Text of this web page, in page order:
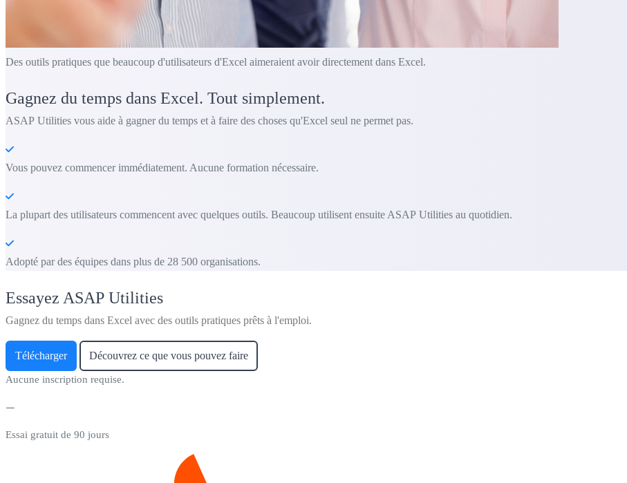
Des outils pratiques que beaucoup d'utilisateurs d'Excel aimeraient avoir directement dans Excel.
Gagnez du temps dans Excel. Tout simplement.
ASAP Utilities vous aide à gagner du temps et à faire des choses qu'Excel seul ne permet pas.
Vous pouvez commencer immédiatement. Aucune formation nécessaire.
La plupart des utilisateurs commencent avec quelques outils. Beaucoup utilisent ensuite ASAP Utilities au quotidien.
Adopté par des équipes dans plus de 28 500 organisations.
Essayez ASAP Utilities
Gagnez du temps dans Excel avec des outils pratiques prêts à l'emploi.
Télécharger Découvrez ce que vous pouvez faire
Aucune inscription requise.
Essai gratuit de 90 jours